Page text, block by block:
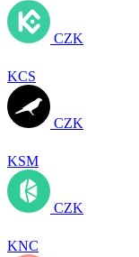
CZK
KCS
CZK
KSM
CZK
KNC